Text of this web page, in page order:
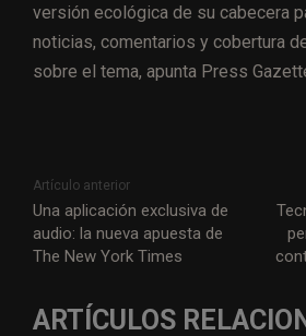
versión ecológica de su cabecera
noticias, comentarios y cobertura
sobre el tema, apunta Press
Artículo anterior
Una aplicación exclusiva de
audio: la nueva apuesta de
The New York Times
ARTÍCULOS